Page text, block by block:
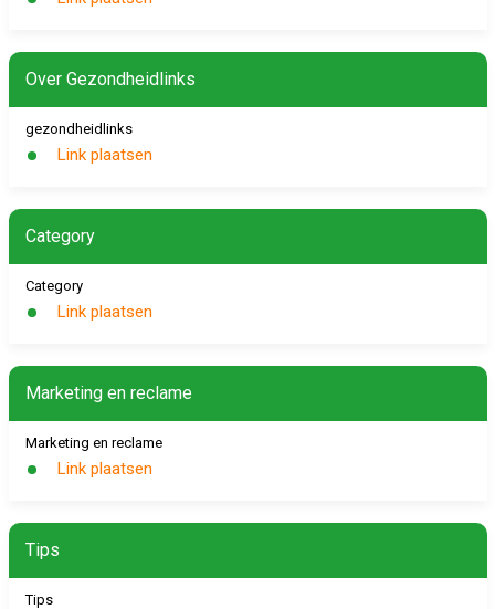
Over Gezondheidlinks
gezondheidlinks
Link plaatsen
Category
Category
Link plaatsen
Marketing en reclame
Marketing en reclame
Link plaatsen
Tips
Tips